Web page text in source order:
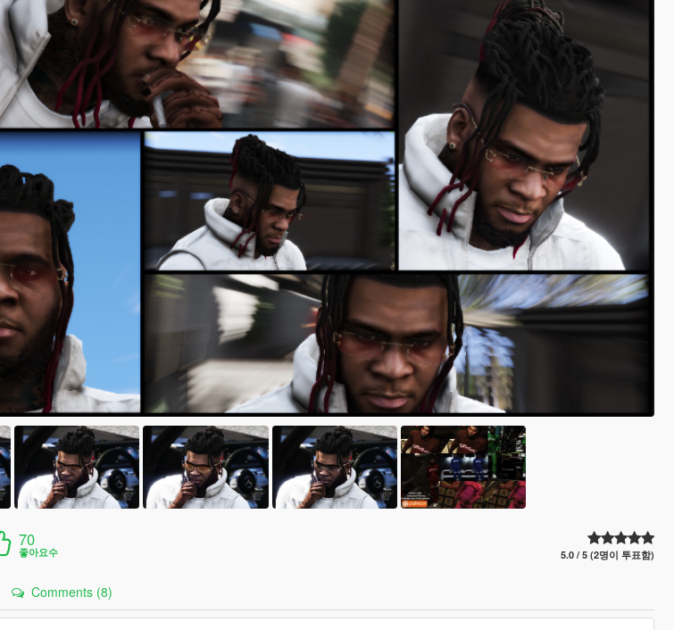
70
좋아요수 5.0 / 5 (2명이 투표함)
Comments (8)